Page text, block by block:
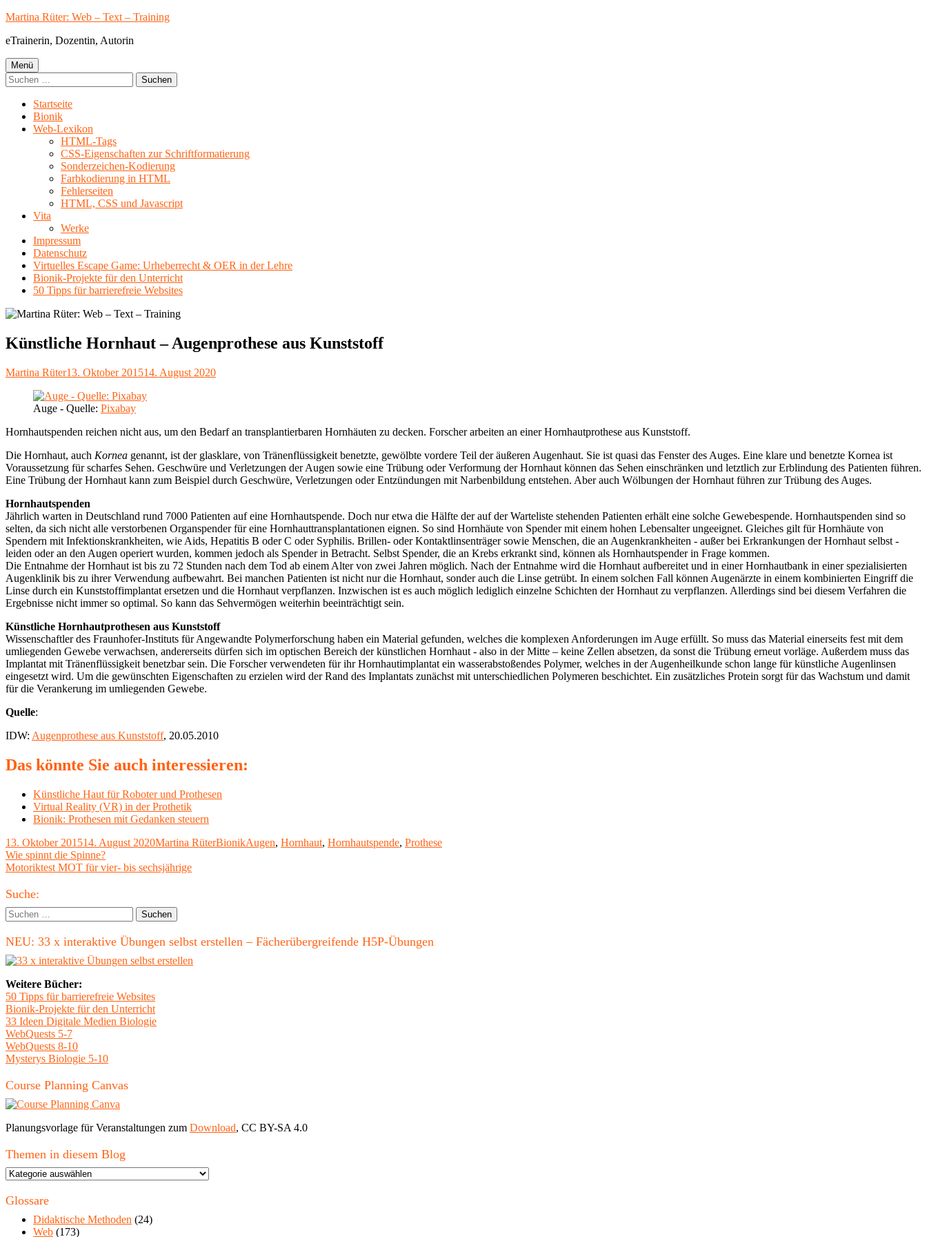
Springe
Inhalt
Martina Rüter: Web – Text – Training
eTrainerin, Dozentin, Autorin
Primäres
Menü
Menü
Suchen
nach:
Startseite
Bionik
Web-Lexikon
HTML-Tags
CSS-Eigenschaften zur Schriftformatierung
Sonderzeichen-Kodierung
Farbkodierung in HTML
Fehlerseiten
HTML, CSS und Javascript
Vita
Werke
Impressum
Datenschutz
Virtuelles Escape Game: Urheberrecht & OER in der Lehre
Bionik-Projekte für den Unterricht
50 Tipps für barrierefreie Websites
Künstliche Hornhaut – Augenprothese aus Kunststoff
Autor
Martina RüterVeröffentlicht
13. Oktober 201514. August 2020
Auge - Quelle: Pixabay
Hornhautspenden reichen nicht aus, um den Bedarf an transplantierbaren Hornhäuten zu decken. Forscher arbeiten an einer Hornhautprothese aus Kunststoff.
Die Hornhaut, auch Kornea genannt, ist der glasklare, von Tränenflüssigkeit benetzte, gewölbte vordere Teil der äußeren Augenhaut. Sie ist quasi das Fenster des Auges. Eine klare und benetzte Kornea ist
Voraussetzung für scharfes Sehen. Geschwüre und Verletzungen der Augen sowie eine Trübung oder Verformung der Hornhaut können das Sehen einschränken und letztlich zur Erblindung des Patienten führen.
Eine Trübung der Hornhaut kann zum Beispiel durch Geschwüre, Verletzungen oder Entzündungen mit Narbenbildung entstehen. Aber auch Wölbungen der Hornhaut führen zur Trübung des Auges.
Hornhautspenden
Jährlich warten in Deutschland rund 7000 Patienten auf eine Hornhautspende. Doch nur etwa die Hälfte der auf der Warteliste stehenden Patienten erhält eine solche Gewebespende. Hornhautspenden sind so
selten, da sich nicht alle verstorbenen Organspender für eine Hornhauttransplantationen eignen. So sind Hornhäute von Spender mit einem hohen Lebensalter ungeeignet. Gleiches gilt für Hornhäute von
Spendern mit Infektionskrankheiten, wie Aids, Hepatitis B oder C oder Syphilis. Brillen- oder Kontaktlinsenträger sowie Menschen, die an Augenkrankheiten - außer bei Erkrankungen der Hornhaut selbst -
leiden oder an den Augen operiert wurden, kommen jedoch als Spender in Betracht. Selbst Spender, die an Krebs erkrankt sind, können als Hornhautspender in Frage kommen.
Die Entnahme der Hornhaut ist bis zu 72 Stunden nach dem Tod ab einem Alter von zwei Jahren möglich. Nach der Entnahme wird die Hornhaut aufbereitet und in einer Hornhautbank in einer spezialisierten
Augenklinik bis zu ihrer Verwendung aufbewahrt. Bei manchen Patienten ist nicht nur die Hornhaut, sonder auch die Linse getrübt. In einem solchen Fall können Augenärzte in einem kombinierten Eingriff die
Linse durch ein Kunststoffimplantat ersetzen und die Hornhaut verpflanzen. Inzwischen ist es auch möglich lediglich einzelne Schichten der Hornhaut zu verpflanzen. Allerdings sind bei diesem Verfahren die
Ergebnisse nicht immer so optimal. So kann das Sehvermögen weiterhin beeinträchtigt sein.
Künstliche Hornhautprothesen aus Kunststoff
Wissenschaftler des Fraunhofer-Instituts für Angewandte Polymerforschung haben ein Material gefunden, welches die komplexen Anforderungen im Auge erfüllt. So muss das Material einerseits fest mit dem
umliegenden Gewebe verwachsen, andererseits dürfen sich im optischen Bereich der künstlichen Hornhaut - also in der Mitte – keine Zellen absetzen, da sonst die Trübung erneut vorläge. Außerdem muss das
Implantat mit Tränenflüssigkeit benetzbar sein. Die Forscher verwendeten für ihr Hornhautimplantat ein wasserabstoßendes Polymer, welches in der Augenheilkunde schon lange für künstliche Augenlinsen
eingesetzt wird. Um die gewünschten Eigenschaften zu erzielen wird der Rand des Implantats zunächst mit unterschiedlichen Polymeren beschichtet. Ein zusätzliches Protein sorgt für das Wachstum und damit
für die Verankerung im umliegenden Gewebe.
Quelle:
IDW: Augenprothese aus Kunststoff, 20.05.2010
Das könnte Sie auch interessieren:
Künstliche Haut für Roboter und Prothesen
Virtual Reality (VR) in der Prothetik
Bionik: Prothesen mit Gedanken steuern
Veröffentlicht
am
13. Oktober 201514. August 2020Autor
Martina RüterKategorien
BionikSchlagwörter
Augen, Hornhaut, Hornhautspende, Prothese
Beitragsnavigation
Vorheriger
Beitrag:
Wie spinnt die Spinne?
Nächster
Motoriktest MOT für vier- bis sechsjährige
Haupt-
Seitenleiste
Suche:
Suchen
nach:
NEU: 33 x interaktive Übungen selbst erstellen – Fächerübergreifende H5P-Übungen
Weitere Bücher:
50 Tipps für barrierefreie Websites
Bionik-Projekte für den Unterricht
33 Ideen Digitale Medien Biologie
WebQuests 5-7
WebQuests 8-10
Mysterys Biologie 5-10
Course Planning Canvas
Planungsvorlage für Veranstaltungen zum Download, CC BY-SA 4.0
Themen in diesem Blog
Themen
diesem
Glossare
Didaktische Methoden (24)
Web (173)